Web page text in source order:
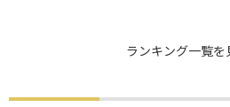
ランキング一覧を